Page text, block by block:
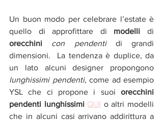
Un buon modo per celebrare l’estate è
quello di approfittare di modelli
orecchini con pendenti di grandi
dimensioni.  La tendenza è duplice, da
un lato alcuni designer propongono
lunghissimi pendenti, come ad esempio
YSL che ci propone i suoi orecchini
pendenti lunghissimi QUI o altri modelli
che in alcuni casi arrivano addirittura a